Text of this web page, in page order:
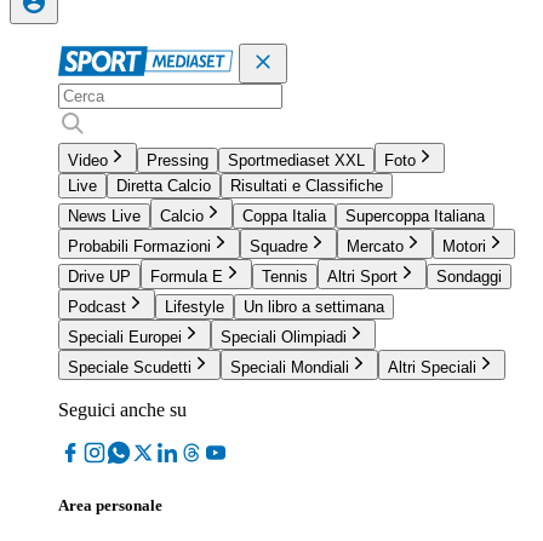
Video Pressing Sportmediaset XXL
Foto
Live
Diretta Calcio
Risultati e Classifiche
News Live
Calcio Coppa Italia
Supercoppa Italiana
Probabili Formazioni
Squadre Mercato
Motori
Drive UP
Formula E Tennis Altri Sport
Sondaggi
Podcast
Lifestyle
Un libro a settimana
Speciali Europei
Speciali Olimpiadi
Speciale Scudetti
Speciali Mondiali Altri Speciali
Seguici anche su
Area personale